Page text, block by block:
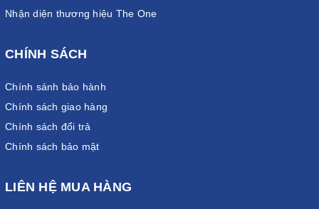
Nhận diện thương hiệu The One
CHÍNH SÁCH
Chính sánh bảo hành
Chính sách giao hàng
Chính sách đổi trả
Chính sách bảo mật
LIÊN HỆ MUA HÀNG